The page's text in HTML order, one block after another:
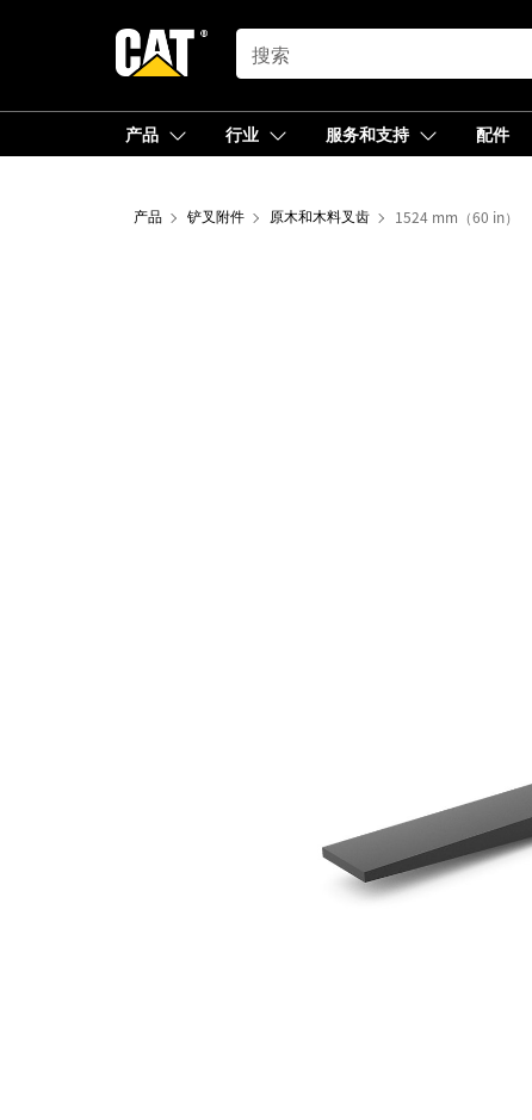
SEARCH
产品 行业 服务和支持 配件
产品 铲叉附件 原木和木料叉齿 1524 mm（60 in）